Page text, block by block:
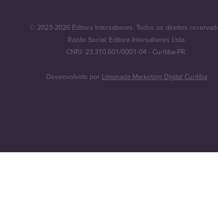
© 2023-2026 Editora Intersaberes. Todos os direitos
Razão Social: Editora Intersaberes Ltda.
CNPJ: 23.310.601/0001-04 - Curitiba-PR.
Desenvolvido por Limonada Marketing Digital Curitiba